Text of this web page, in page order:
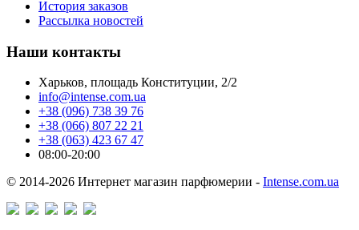
История заказов
Рассылка новостей
Наши контакты
Харьков, площадь Конституции, 2/2
info@intense.com.ua
+38 (096) 738 39 76
+38 (066) 807 22 21
+38 (063) 423 67 47
08:00-20:00
© 2014-2026 Интернет магазин парфюмерии - Intense.com.ua